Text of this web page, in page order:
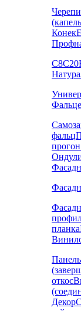
Конек
С8С20
фальц
планка
откос
Декор